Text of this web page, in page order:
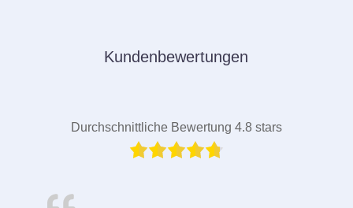
Kundenbewertungen
Durchschnittliche Bewertung 4.8 stars